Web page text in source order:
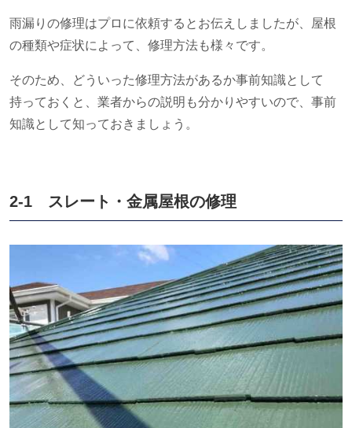
雨漏りの修理はプロに依頼するとお伝えしましたが、屋根
の種類や症状によって、修理方法も様々です。
そのため、どういった修理方法があるか事前知識として
持っておくと、業者からの説明も分かりやすいので、事前
知識として知っておきましょう。
2-1 スレート・金属屋根の修理